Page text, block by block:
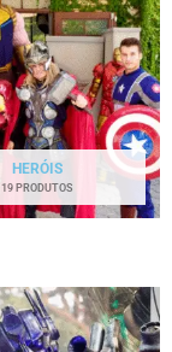
HERÓIS
19 PRODUTOS